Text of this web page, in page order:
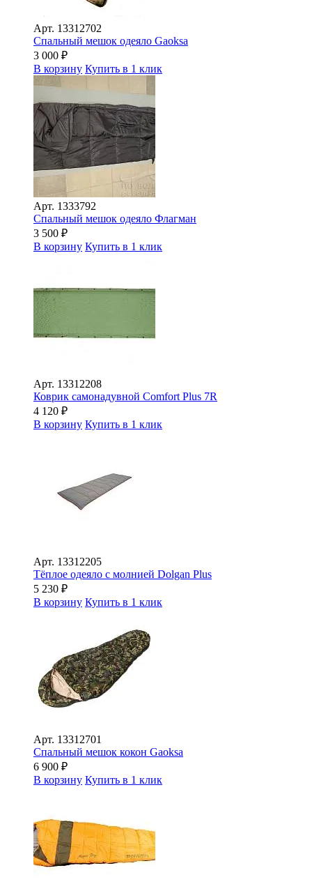
Арт. 13312702
Спальный мешок одеяло Gaoksa
3 000 ₽
В корзину Купить в 1 клик
Арт. 1333792
Спальный мешок одеяло Флагман
3 500 ₽
В корзину Купить в 1 клик
Арт. 13312208
Коврик самонадувной Comfort Plus 7R
4 120 ₽
В корзину Купить в 1 клик
Арт. 13312205
Тёплое одеяло с молнией Dolgan Plus
5 230 ₽
В корзину Купить в 1 клик
Арт. 13312701
Спальный мешок кокон Gaoksa
6 900 ₽
В корзину Купить в 1 клик